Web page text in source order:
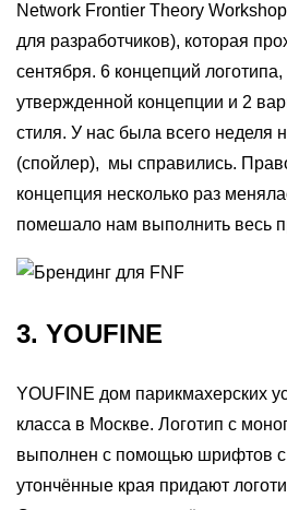
Network Frontier Theory
для разработчиков), которая
сентября. 6 концепций
утвержденной концепции и 2
стиля. У нас была всего неделя
(спойлер), мы справились.
концепция несколько раз
помешало нам выполнить весь
3. YOUFINE
YOUFINE дом парикмахерских
класса в Москве. Логотип с
выполнен c помощью шрифтов с
утончённые края придают